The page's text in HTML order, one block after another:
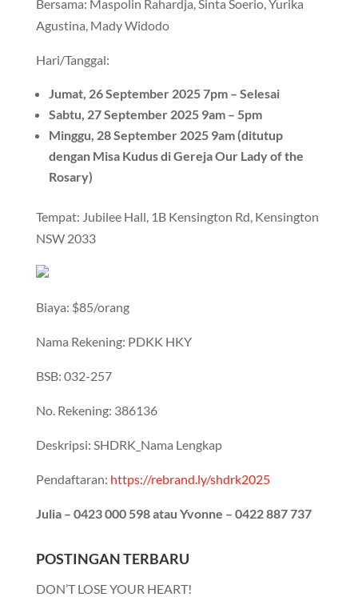
Bersama: Maspolin Rahardja, Sinta Soerio, Yurika
Agustina, Mady Widodo
Hari/Tanggal:
Jumat, 26 September 2025 7pm – Selesai
Sabtu, 27 September 2025 9am – 5pm
Minggu, 28 September 2025 9am (ditutup
dengan Misa Kudus di Gereja Our Lady of the
Rosary)
Tempat: Jubilee Hall, 1B Kensington Rd, Kensington
NSW 2033
Biaya: $85/orang
Nama Rekening: PDKK HKY
BSB: 032-257
No. Rekening: 386136
Deskripsi: SHDRK_Nama Lengkap
Pendaftaran: https://rebrand.ly/shdrk2025
Julia – 0423 000 598 atau Yvonne – 0422 887 737
POSTINGAN TERBARU
DON’T LOSE YOUR HEART!